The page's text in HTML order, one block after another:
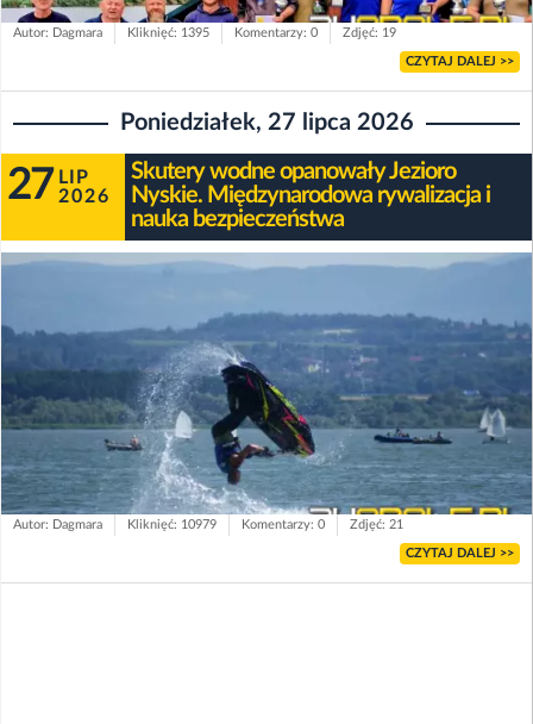
Autor: Dagmara Kliknięć: 1395 Komentarzy: 0 Zdjęć: 19
CZYTAJ DALEJ >>
Poniedziałek, 27 lipca 2026
27 LIP
2026
Skutery wodne opanowały Jezioro
Nyskie. Międzynarodowa rywalizacja i
nauka bezpieczeństwa
Autor: Dagmara Kliknięć: 10979 Komentarzy: 0 Zdjęć: 21
CZYTAJ DALEJ >>